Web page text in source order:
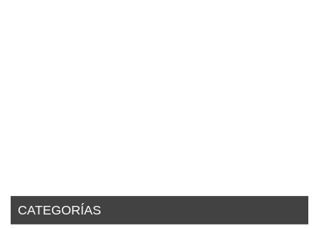
CATEGORÍAS